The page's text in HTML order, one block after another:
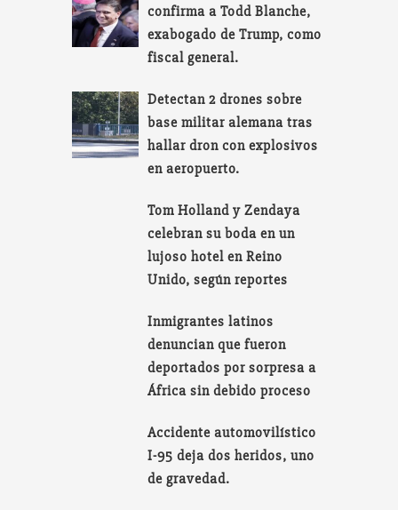
confirma a Todd Blanche,
exabogado de Trump, como
fiscal general.
Detectan 2 drones sobre
base militar alemana tras
hallar dron con explosivos
en aeropuerto.
Tom Holland y Zendaya
celebran su boda en un
lujoso hotel en Reino
Unido, según reportes
Inmigrantes latinos
denuncian que fueron
deportados por sorpresa a
África sin debido proceso
Accidente automovilístico
I-95 deja dos heridos, uno
de gravedad.